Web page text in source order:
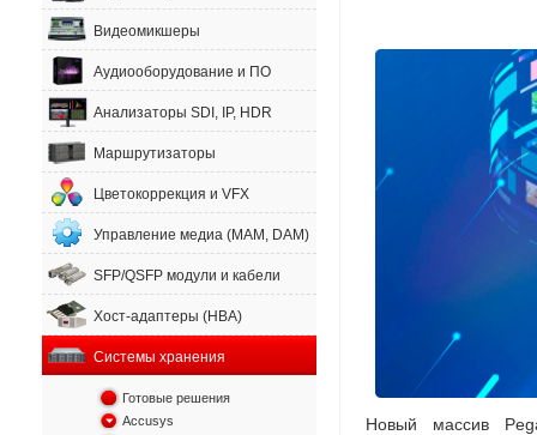
Видеомикшеры
Аудиооборудование и ПО
Анализаторы SDI, IP, HDR
Маршрутизаторы
Цветокоррекция и VFX
Управление медиа (MAM, DAM)
SFP/QSFP модули и кабели
Хост-адаптеры (HBA)
Системы хранения
Готовые решения
Accusys
Новый массив